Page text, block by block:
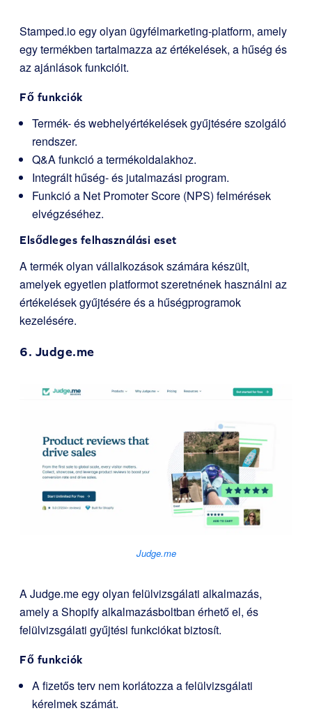
Stamped.io egy olyan ügyfélmarketing-platform, amely
egy termékben tartalmazza az értékelések, a hűség és
az ajánlások funkcióit.
Fő funkciók
Termék- és webhelyértékelések gyűjtésére szolgáló
rendszer.
Q&A funkció a termékoldalakhoz.
Integrált hűség- és jutalmazási program.
Funkció a Net Promoter Score (NPS) felmérések
elvégzéséhez.
Elsődleges felhasználási eset
A termék olyan vállalkozások számára készült,
amelyek egyetlen platformot szeretnének használni az
értékelések gyűjtésére és a hűségprogramok
kezelésére.
6. Judge.me
Judge.me
A Judge.me egy olyan felülvizsgálati alkalmazás,
amely a Shopify alkalmazásboltban érhető el, és
felülvizsgálati gyűjtési funkciókat biztosít.
Fő funkciók
A fizetős terv nem korlátozza a felülvizsgálati
kérelmek számát.